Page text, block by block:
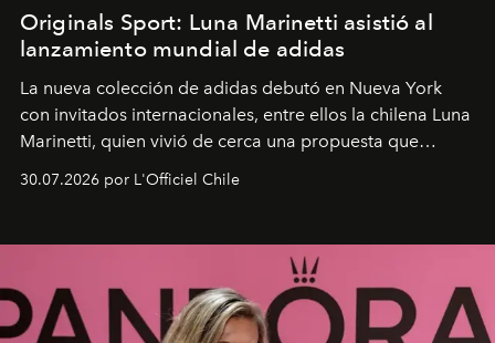
Originals Sport: Luna Marinetti asistió al
lanzamiento mundial de adidas
La nueva colección de adidas debutó en Nueva York
con invitados internacionales, entre ellos la chilena Luna
Marinetti, quien vivió de cerca una propuesta que
fusiona moda y rendimiento.
30.07.2026 por L'Officiel Chile